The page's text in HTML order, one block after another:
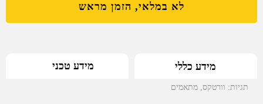
צינה
VORTEX
לא במלאי, הזמן מראש
מידע כללי מידע טכני
תגיות: וורטקס מתאמים